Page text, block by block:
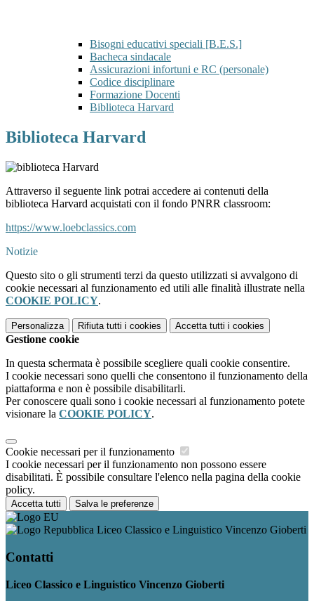
Bisogni educativi speciali [B.E.S.]
Bacheca sindacale
Assicurazioni infortuni e RC (personale)
Codice disciplinare
Formazione Docenti
Biblioteca Harvard
Biblioteca Harvard
Attraverso il seguente link potrai accedere ai contenuti della
biblioteca Harvard acquistati con il fondo PNRR classroom:
https://www.loebclassics.com
Notizie
Questo sito o gli strumenti terzi da questo utilizzati si avvalgono di
cookie necessari al funzionamento ed utili alle finalità illustrate nella
COOKIE POLICY.
Personalizza Rifiuta tutti i cookies Accetta tutti i cookies
Gestione cookie
In questa schermata è possibile scegliere quali cookie consentire.
I cookie necessari sono quelli che consentono il funzionamento della
piattaforma e non è possibile disabilitarli.
Per conoscere quali sono i cookie necessari al funzionamento potete
visionare la COOKIE POLICY.
Cookie necessari per il funzionamento
I cookie necessari per il funzionamento non possono essere
disabilitati. È possibile consultare l'elenco nella pagina della cookie
policy.
Accetta tutti Salva le preferenze
Liceo Classico e Linguistico Vincenzo Gioberti
Contatti
Liceo Classico e Linguistico Vincenzo Gioberti